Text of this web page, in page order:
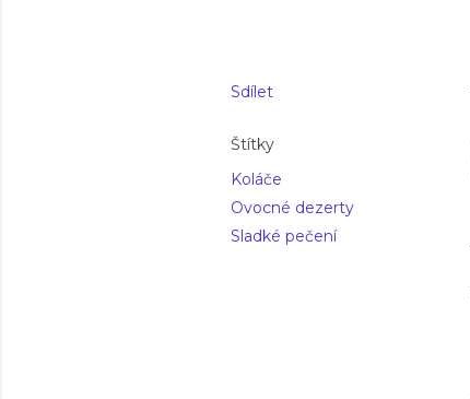
Sdílet
Štítky
Koláče
Ovocné dezerty
Sladké pečení